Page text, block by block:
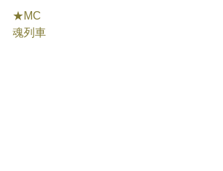
★MC
魂列車